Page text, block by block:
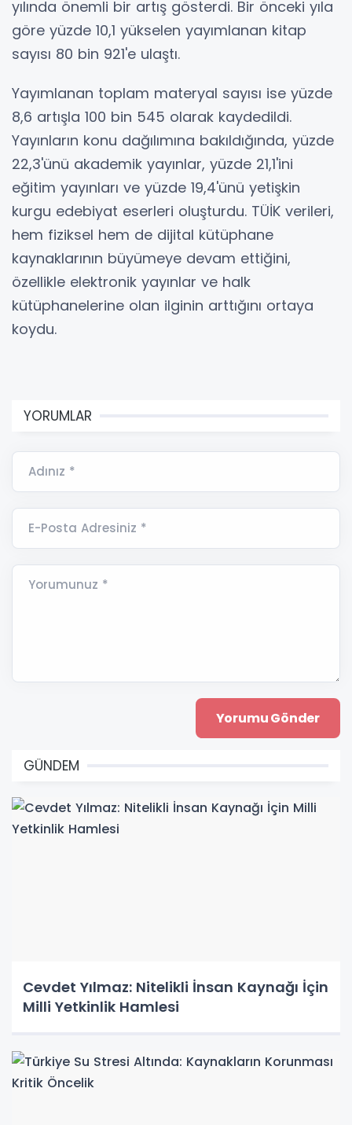
yılında önemli bir artış gösterdi. Bir önceki yıla
göre yüzde 10,1 yükselen yayımlanan kitap
sayısı 80 bin 921'e ulaştı.
Yayımlanan toplam materyal sayısı ise yüzde
8,6 artışla 100 bin 545 olarak kaydedildi.
Yayınların konu dağılımına bakıldığında, yüzde
22,3'ünü akademik yayınlar, yüzde 21,1'ini
eğitim yayınları ve yüzde 19,4'ünü yetişkin
kurgu edebiyat eserleri oluşturdu. TÜİK verileri,
hem fiziksel hem de dijital kütüphane
kaynaklarının büyümeye devam ettiğini,
özellikle elektronik yayınlar ve halk
kütüphanelerine olan ilginin arttığını ortaya
koydu.
YORUMLAR
Adınız *
E-Posta Adresiniz *
Yorumunuz *
GÜNDEM
Cevdet Yılmaz: Nitelikli İnsan Kaynağı İçin
Milli Yetkinlik Hamlesi